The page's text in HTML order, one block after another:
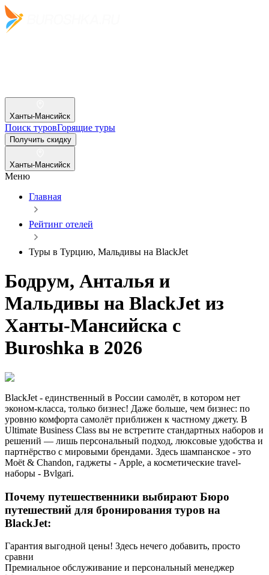
Ханты-Мансийск
Поиск туровГорящие туры
Получить скидку
Ханты-Мансийск
Меню
Главная
Рейтинг отелей
Туры в Турцию, Мальдивы на BlackJet
Бодрум, Анталья и
Мальдивы на BlackJet из
Ханты-Мансийска с
Buroshka в 2026
BlackJet - единственный в России самолёт, в котором нет
эконом-класса, только бизнес! Даже больше, чем бизнес: по
уровню комфорта самолёт приближен к частному джету. В
Ultimate Business Class вы не встретите стандартных наборов и
решений — лишь персональный подход, люксовые удобства и
партнёрство с мировыми брендами. Здесь шампанское - это
Moët & Chandon, гаджеты - Apple, а косметические travel-
наборы - Bvlgari.
Почему путешественники выбирают Бюро
путешествий для бронирования туров на
BlackJet:
Гарантия выгодной цены! Здесь нечего добавить, просто
сравни
Премиальное обслуживание и персональный менеджер